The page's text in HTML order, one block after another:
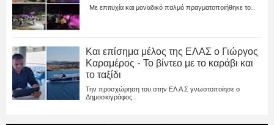
Με επιτυχία και μοναδικό παλμό πραγματοποιήθηκε το...
Και επίσημα μέλος της ΕΛΑΣ ο Γιώργος
Καραμέρος - Το βίντεο με το καράβι και
το ταξίδι
Την προσχώρηση του στην ΕΛ.Α.Σ γνωστοποίησε ο
Δημοσιογράφος...